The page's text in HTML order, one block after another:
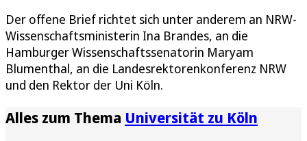
Der offene Brief richtet sich unter anderem an NRW-
Wissenschaftsministerin Ina Brandes, an die
Hamburger Wissenschaftssenatorin Maryam
Blumenthal, an die Landesrektorenkonferenz NRW
und den Rektor der Uni Köln.
Alles zum Thema Universität zu Köln